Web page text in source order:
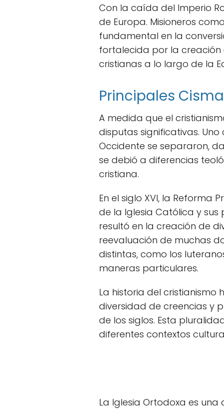
Con la caída del Imperio
de Europa. Misioneros
fundamental en la
fortalecida por la creación
cristianas a lo largo de la
Principales
A medida que el
disputas significativas.
Occidente se separaron,
se debió a diferencias
cristiana.
En el siglo XVI, la
de la Iglesia Católica y sus
resultó en la creación de
reevaluación de muchas
distintas, como los
maneras particulares.
La historia del cristianismo
diversidad de creencias y
de los siglos. Esta
diferentes contextos
La Iglesia Ortodoxa es